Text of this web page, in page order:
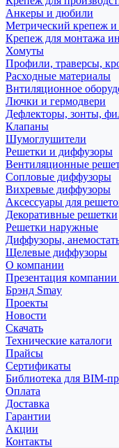
Анкеры и дюбили
Метрический крепеж
Крепеж для монтажа
Хомуты
Профили, траверсы,
Расходные материалы
Внтиляционное
Лючки и гермодвери
Дефлекторы, зонты,
Клапаны
Шумоглушители
Решетки и диффузоры
Вентиляционные
Сопловые диффузоры
Вихревые диффузоры
Аксессуары для
Декоративные решетки
Решетки наружные
Диффузоры,
Щелевые диффузоры
О компании
Презентация
Брэнд Smay
Проекты
Новости
Скачать
Технические каталоги
Прайсы
Сертификаты
Библиотека для BIM-
Оплата
Доставка
Гарантии
Акции
Контакты